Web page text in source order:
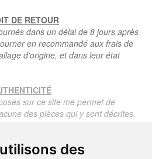
des
DE RETOUR
dans un délai de 8 jours après
en recommandé aux frais de
d'origine, et dans leur état
sur ce site me permet de
des pièces qui y sont décrites,
garantis d'époque et authentiques,
dans la description.
l'objet reprenant la description